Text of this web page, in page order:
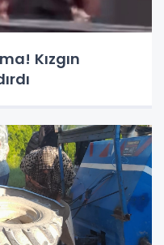
Kızgın